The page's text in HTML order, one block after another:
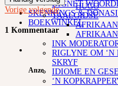
DIGNET
SKENKINGS &
BOEKWINKEL
HUGO
TAALGIDSE
INK
RIGLYNE OM
SKRYF
IDIOME EN
‘N
Vorige volgende
1 Kommentaar
Anze